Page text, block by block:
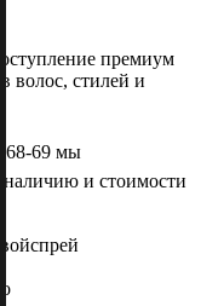
премиум
волос, стилей и
68-69 мы
наличию и стоимости